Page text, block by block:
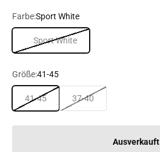
Farbe:Sport White
Sport White
Größe:41-45
41-45 37-40
Ausverkauft